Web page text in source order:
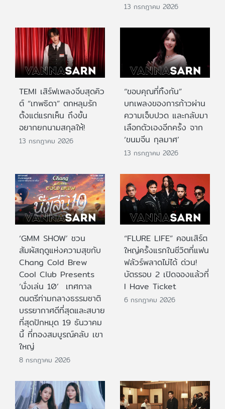
13 กรกฎาคม 2026
TEMI เสิร์ฟเพลงจีบสุดคิว
ต์ “เทพธิดา” ตกหลุมรัก
ตั้งแต่แรกเห็น ถึงขั้น
อยากยกนามสกุลให้!
13 กรกฎาคม 2026
“ขอบคุณที่ทิ้งกัน”
บทเพลงของการก้าวผ่าน
ความเจ็บปวด และกลับมา
เลือกตัวเองอีกครั้ง จาก
‘ขนมจีน กุลมาศ’
13 กรกฎาคม 2026
‘GMM SHOW’ ชวน
สัมผัสฤดูแห่งความสุขกับ
Chang Cold Brew
Cool Club Presents
‘นั่งเล่น 10’ เทศกาล
ดนตรีท่ามกลางธรรมชาติ
บรรยากาศดีที่สุดและสบาย
ที่สุดปักหมุด 19 ธันวาคม
นี้ ที่ทองสมบูรณ์คลับ เขา
ใหญ่
8 กรกฎาคม 2026
“FLURE LIFE” คอนเสิร์ต
ใหญ่ครั้งแรกในชีวิตที่แฟน
ฟลัวร์พลาดไม่ได้ ด่วน!
บัตรรอบ 2 เปิดจองแล้วที่
I Have Ticket
6 กรกฎาคม 2026